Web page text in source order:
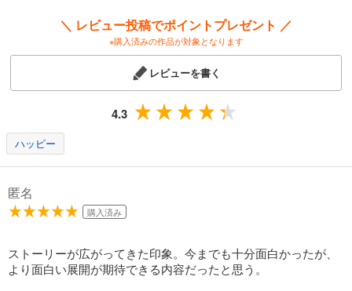
＼ レビュー投稿でポイントプレゼント ／
※購入済みの作品が対象となります
レビューを書く
4.3
ハッピー
匿名
購入済み
ストーリーが広がってきた印象。今までも十分面白かったが、
より面白い展開が期待できる内容だったと思う。